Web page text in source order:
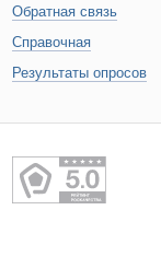
Обратная связь
Справочная
Результаты опросов